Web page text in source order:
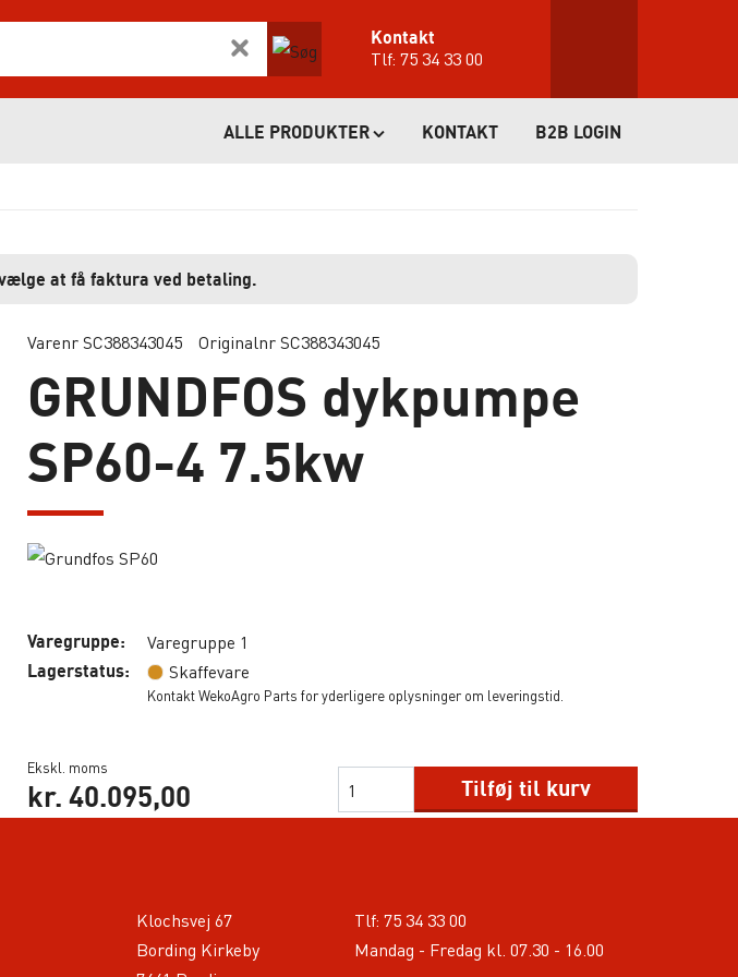
Kontakt
Tlf:75 34 33 00
ALLE PRODUKTER KONTAKT B2B LOGIN
at få faktura ved betaling.
Varenr SC388343045 Originalnr SC388343045
GRUNDFOS dykpumpe
SP60-4 7.5kw
Varegruppe: Varegruppe 1
Lagerstatus: Skaffevare
Kontakt WekoAgro Parts for yderligere oplysninger om leveringstid.
Ekskl. moms
kr. 40.095,00 Tilføj til kurv
Klochsvej 67
Bording Kirkeby
Tlf: 75 34 33 00
Mandag - Fredag kl. 07.30 - 16.00